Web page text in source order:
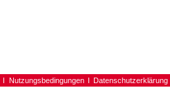
Nutzungsbedingungen Datenschutzerklärung